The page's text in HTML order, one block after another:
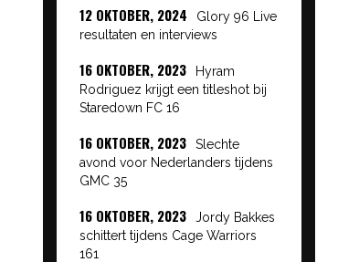
12 OKTOBER, 2024
Glory 96 Live
resultaten en interviews
16 OKTOBER, 2023
Hyram
Rodriguez krijgt een titleshot bij
Staredown FC 16
16 OKTOBER, 2023
Slechte
avond voor Nederlanders tijdens
GMC 35
16 OKTOBER, 2023
Jordy Bakkes
schittert tijdens Cage Warriors
161